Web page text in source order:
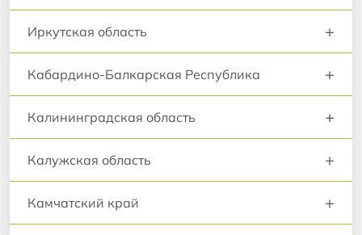
Иркутская область +
Кабардино-Балкарская Республика +
Калининградская область +
Калужская область +
Камчатский край +